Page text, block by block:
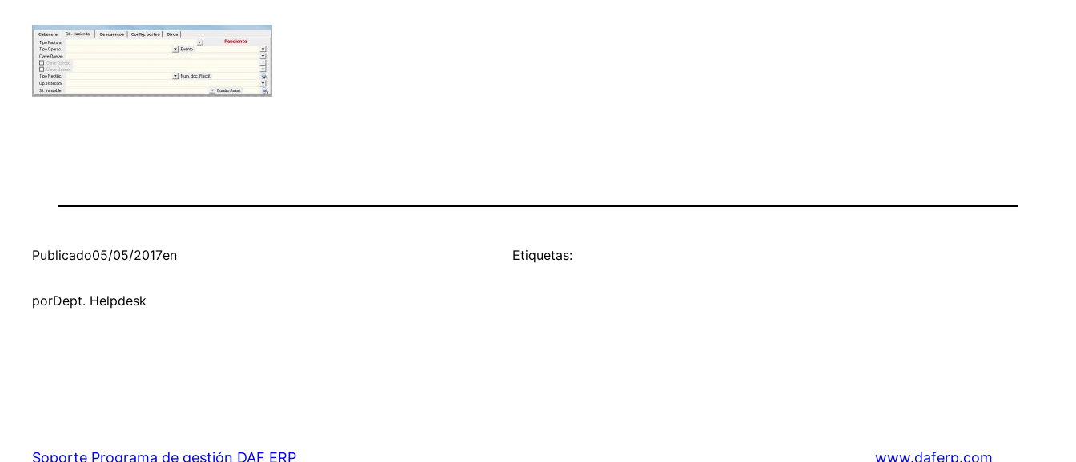
Publicado05/05/2017en
porDept. Helpdesk
Etiquetas:
Soporte Programa de gestión DAF ERP www.daferp.com